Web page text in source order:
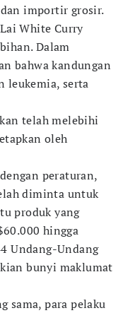
importir grosir.
White Curry
Dalam
bahwa kandungan
leukemia, serta
telah melebihi
oleh
peraturan,
diminta untuk
produk yang
hingga
Undang-Undang
bunyi maklumat
sama, para pelaku